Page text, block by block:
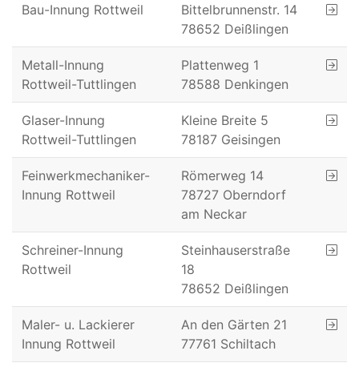
Bau-Innung Rottweil
Bittelbrunnenstr. 14
78652 Deißlingen
Metall-Innung
Rottweil-Tuttlingen
Plattenweg 1
78588 Denkingen
Glaser-Innung
Rottweil-Tuttlingen
Kleine Breite 5
78187 Geisingen
Feinwerkmechaniker-
Innung Rottweil
Römerweg 14
78727 Oberndorf
am Neckar
Schreiner-Innung
Rottweil
Steinhauserstraße
18
78652 Deißlingen
Maler- u. Lackierer
Innung Rottweil
An den Gärten 21
77761 Schiltach